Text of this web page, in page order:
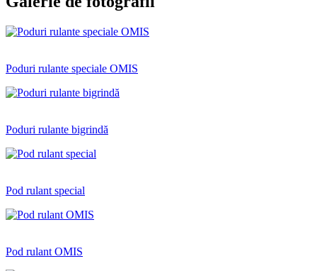
Poduri rulante speciale OMIS
Poduri rulante bigrindă
Pod rulant special
Pod rulant OMIS